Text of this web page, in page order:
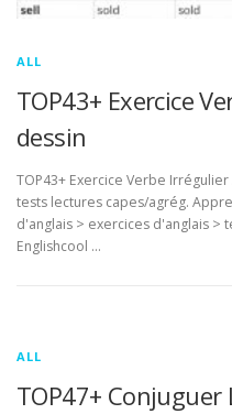
ALL
TOP43+ Exercice
dessin
TOP43+ Exercice Verbe
tests lectures capes/agrég.
d'anglais > exercices d'anglais >
Englishcool …
ALL
TOP47+